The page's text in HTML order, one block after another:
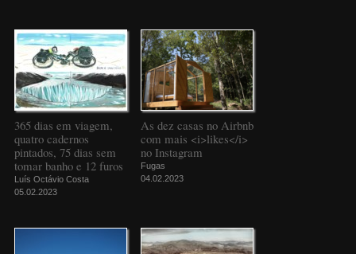
365 dias em viagem,
quatro cadernos
pintados, 75 dias sem
tomar banho e 12 furos
Luís Octávio Costa
05.02.2023
As dez casas no Airbnb
com mais <i>likes</i>
no Instagram
Fugas
04.02.2023